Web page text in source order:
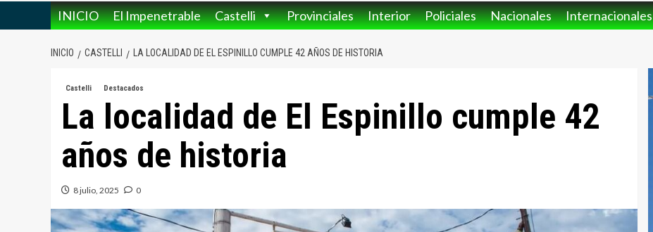
INICIO El Impenetrable Castelli Provinciales Interior Policiales Nacionales Internacionales
INICIO CASTELLI LA LOCALIDAD DE EL ESPINILLO CUMPLE 42 AÑOS DE HISTORIA
Castelli Destacados
La localidad de El Espinillo cumple 42
años de historia
8 julio, 2025 0